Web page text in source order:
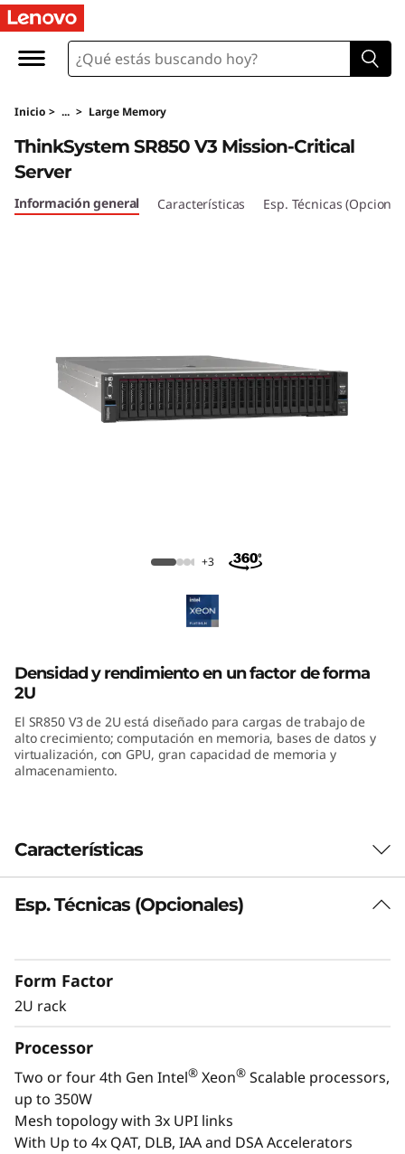
T
h
n
k
S
3
M
i
o
Inicio > ... > Large Memory
ThinkSystem SR850 V3 Mission-Critical
Server
Información general Características Esp. Técnicas
+3
Densidad y rendimiento en un factor de forma
2U
El SR850 V3 de 2U está diseñado para cargas de trabajo de
alto crecimiento; computación en memoria, bases de datos y
virtualización, con GPU, gran capacidad de memoria y
almacenamiento.
Características
Preparado para cargas de trabajo de
procesadores Intel
SR850 V3 admite un 33 % más* de conexiones
directas, con unidades NVMe preparadas para
Gen4 y Gen5, y ampliación del almacenamiento
de hasta 24 unidades de 2,5" + dos de 7 mm o
dos M.2.
Esp. Técnicas (Opcionales)
Form Factor
2U rack
Processor
Two or four 4th Gen Intel® Xeon® Scalable processors,
up to 350W
Mesh topology with 3x UPI links
With Up to 4x QAT, DLB, IAA and DSA Accelerators